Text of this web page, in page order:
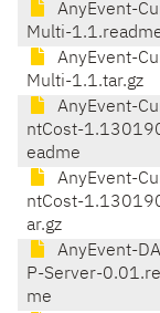
AnyEvent-
Multi-
AnyEvent-
Multi-1.1.tar.gz
AnyEvent-
ntCost-
eadme
AnyEvent-
ntCost-
ar.gz
AnyEvent-
P-Server-
me